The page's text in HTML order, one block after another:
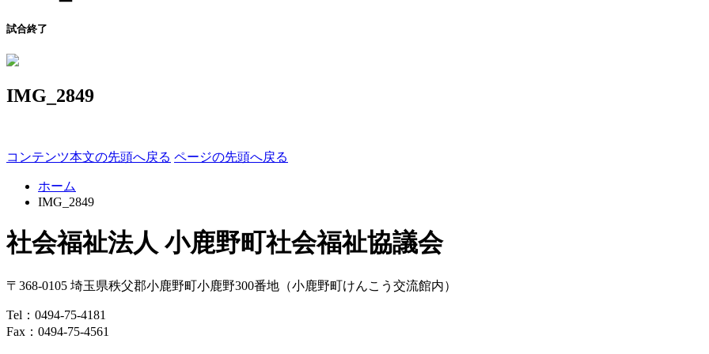
試合終了
IMG_2849
コンテンツ本文の先頭へ戻る ページの先頭へ戻る
ホーム
IMG_2849
社会福祉法人 小鹿野町社会福祉協議会
〒368-0105 埼玉県秩父郡小鹿野町小鹿野300番地 （小鹿野町けんこう交流館内）
Tel： 0494-75-4181
Fax：0494-75-4561